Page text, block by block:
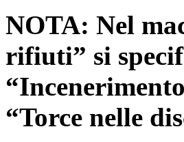
NOTA: Nel
rifiuti” si
“Torce nelle